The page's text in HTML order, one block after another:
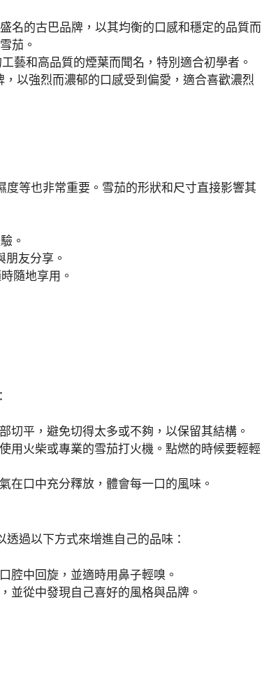
名的古巴品牌，以其均衡的口感和穩定的品質而
茄。
藝和高品質的煙葉而聞名，特別適合初學者。
，以強烈而濃郁的口感受到偏愛，適合喜歡濃烈
等也非常重要。雪茄的形狀和尺寸直接影響其
。
朋友分享。
隨地享用。
切平，避免切得太多或不夠，以保留其結構。
用火柴或專業的雪茄打火機。點燃的時候要輕輕
在口中充分釋放，體會每一口的風味。
過以下方式來增進自己的品味：
腔中回旋，並適時用鼻子輕嗅。
並從中發現自己喜好的風格與品牌。